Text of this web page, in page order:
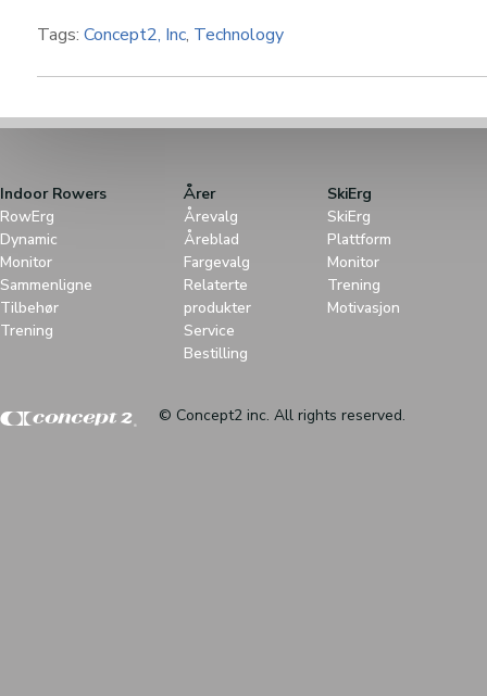
Tags: Concept2, Inc, Technology
Indoor Rowers
RowErg
Dynamic
Monitor
Sammenligne
Tilbehør
Trening
Årer
Årevalg
Åreblad
Fargevalg
Relaterte
produkter
Service
Bestilling
SkiErg
SkiErg
Plattform
Monitor
Trening
Motivasjon
© Concept2 inc. All rights reserved.